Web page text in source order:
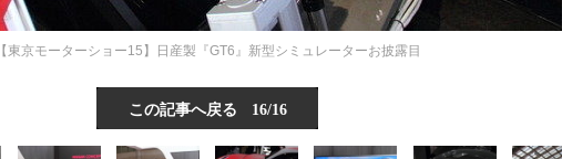
【東京モーターショー15】日産製『GT6』新型シミュレーターお披露目
この記事へ戻る 16/16